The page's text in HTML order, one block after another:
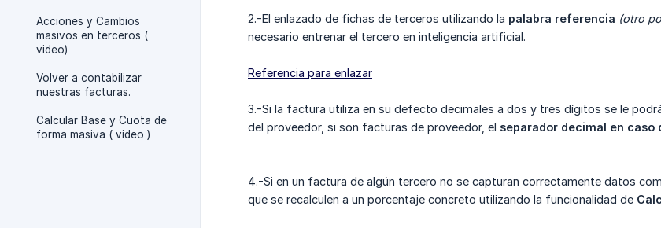
Acciones y Cambios
masivos en terceros (
video)
Volver a contabilizar
nuestras facturas.
Calcular Base y Cuota de
forma masiva ( video )
2.-El enlazado de fichas de terceros utilizando la palabra referencia (otro
necesario entrenar el tercero en inteligencia artificial.
Referencia para enlazar
3.-Si la factura utiliza en su defecto decimales a dos y tres dígitos se le
del proveedor, si son facturas de proveedor, el separador decimal en caso
4.-Si en un factura de algún tercero no se capturan correctamente datos
que se recalculen a un porcentaje concreto utilizando la funcionalidad de